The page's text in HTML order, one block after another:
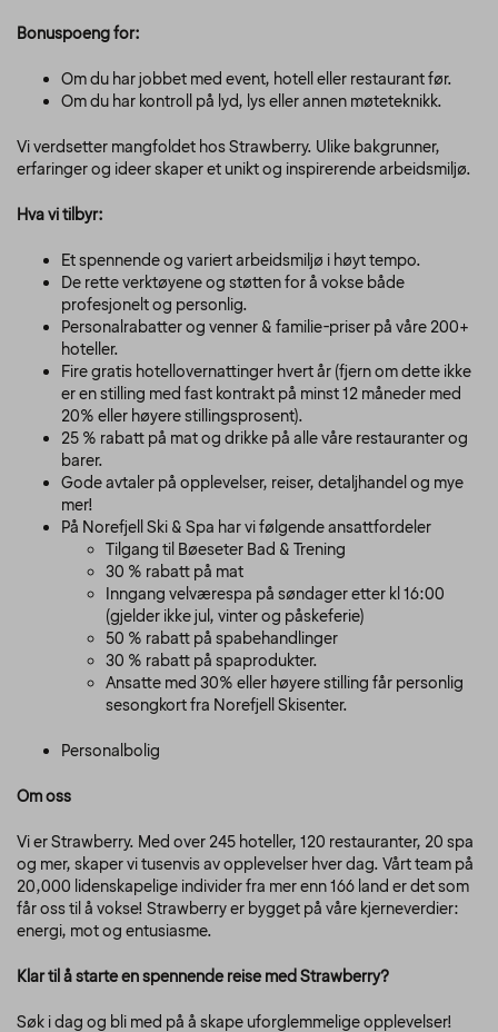
Bonuspoeng for:
Om du har jobbet med event, hotell eller restaurant før.
Om du har kontroll på lyd, lys eller annen møteteknikk.
Vi verdsetter mangfoldet hos Strawberry. Ulike bakgrunner,
erfaringer og ideer skaper et unikt og inspirerende arbeidsmiljø.
Hva vi tilbyr:
Et spennende og variert arbeidsmiljø i høyt tempo.
De rette verktøyene og støtten for å vokse både
profesjonelt og personlig.
Personalrabatter og venner & familie-priser på våre 200+
hoteller.
Fire gratis hotellovernattinger hvert år (fjern om dette ikke
er en stilling med fast kontrakt på minst 12 måneder med
20% eller høyere stillingsprosent).
25 % rabatt på mat og drikke på alle våre restauranter og
barer.
Gode avtaler på opplevelser, reiser, detaljhandel og mye
mer!
På Norefjell Ski & Spa har vi følgende ansattfordeler
Tilgang til Bøeseter Bad & Trening
30 % rabatt på mat
Inngang velværespa på søndager etter kl 16:00
(gjelder ikke jul, vinter og påskeferie)
50 % rabatt på spabehandlinger
30 % rabatt på spaprodukter.
Ansatte med 30% eller høyere stilling får personlig
sesongkort fra Norefjell Skisenter.
Personalbolig
Om oss
Vi er Strawberry. Med over 245 hoteller, 120 restauranter, 20 spa
og mer, skaper vi tusenvis av opplevelser hver dag. Vårt team på
20,000 lidenskapelige individer fra mer enn 166 land er det som
får oss til å vokse! Strawberry er bygget på våre kjerneverdier:
energi, mot og entusiasme.
Klar til å starte en spennende reise med Strawberry?
Søk i dag og bli med på å skape uforglemmelige opplevelser!